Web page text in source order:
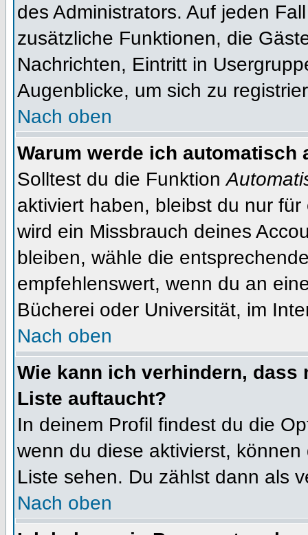
des Administrators. Auf jeden
zusätzliche Funktionen, die
Nachrichten, Eintritt in
Augenblicke, um sich zu
Nach oben
Warum werde ich automatisch
Solltest du die Funktion
aktiviert haben, bleibst du nur
wird ein Missbrauch deines
bleiben, wähle die
empfehlenswert, wenn du an
Bücherei oder Universität, im
Nach oben
Wie kann ich verhindern, dass
Liste auftaucht?
In deinem Profil findest du die
wenn du diese aktivierst,
Liste sehen. Du zählst dann als
Nach oben